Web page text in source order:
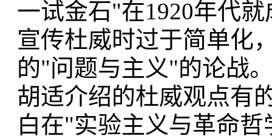
一试金石"在1920年代
宣传杜威时过于简单化
的"问题与主义"的论战
胡适介绍的杜威观点有
白在"实验主义与革命